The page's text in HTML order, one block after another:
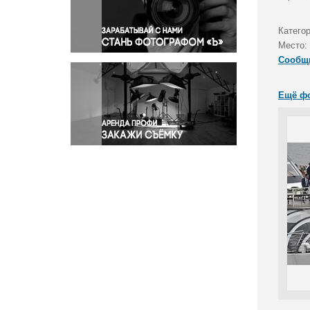
Правосудие
Происшествия и конфликты
Религия
Светская жизнь
Спорт
Экология
Экономика и бизнес
Место:
Ещё